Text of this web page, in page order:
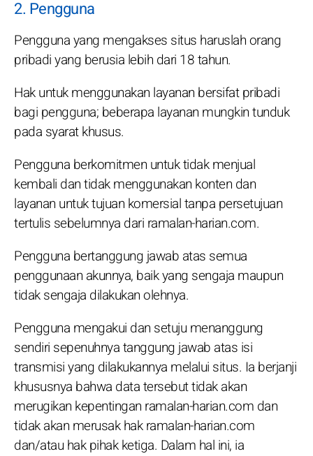
2. Pengguna
Pengguna yang mengakses situs haruslah orang
pribadi yang berusia lebih dari 18 tahun.
Hak untuk menggunakan layanan bersifat pribadi
bagi pengguna; beberapa layanan mungkin tunduk
pada syarat khusus.
Pengguna berkomitmen untuk tidak menjual
kembali dan tidak menggunakan konten dan
layanan untuk tujuan komersial tanpa persetujuan
tertulis sebelumnya dari ramalan-harian.com.
Pengguna bertanggung jawab atas semua
penggunaan akunnya, baik yang sengaja maupun
tidak sengaja dilakukan olehnya.
Pengguna mengakui dan setuju menanggung
sendiri sepenuhnya tanggung jawab atas isi
transmisi yang dilakukannya melalui situs. Ia berjanji
khususnya bahwa data tersebut tidak akan
merugikan kepentingan ramalan-harian.com dan
tidak akan merusak hak ramalan-harian.com
dan/atau hak pihak ketiga. Dalam hal ini, ia